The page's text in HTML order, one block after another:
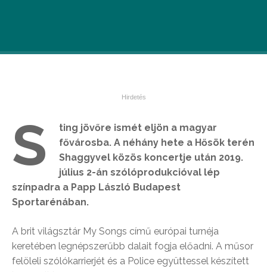
S
ting jövőre ismét eljön a magyar
fővárosba. A néhány hete a Hősök terén
Shaggyvel közös koncertje után 2019.
július 2-án szólóprodukcióval lép
színpadra a Papp László Budapest
Sportarénában.
A brit világsztár My Songs című európai turnéja
keretében legnépszerűbb dalait fogja előadni. A műsor
felöleli szólókarrierjét és a Police együttessel készített